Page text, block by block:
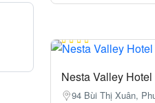
Nesta Valley
94 Bùi Thị Xuân,